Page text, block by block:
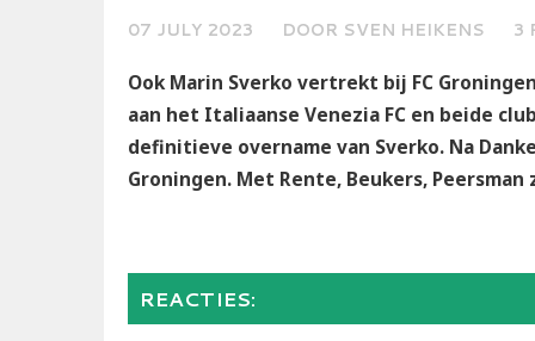
07 JULY 2023 DOOR SVEN HEIKENS 3
Ook Marin Sverko vertrekt bij FC
aan het Italiaanse Venezia FC en beide
definitieve overname van Sverko. Na
Groningen. Met Rente, Beukers,
REACTIES: